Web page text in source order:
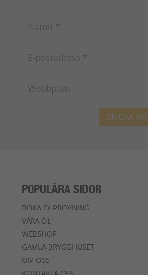
POPULÄRA SIDOR
BOKA ÖLPROVNING
VÅRA ÖL
WEBSHOP
GAMLA BRYGGHUSET
OM OSS
KONTAKTA OSS